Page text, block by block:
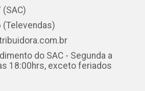
do SAC - Segunda a
18:00hrs, exceto feriados